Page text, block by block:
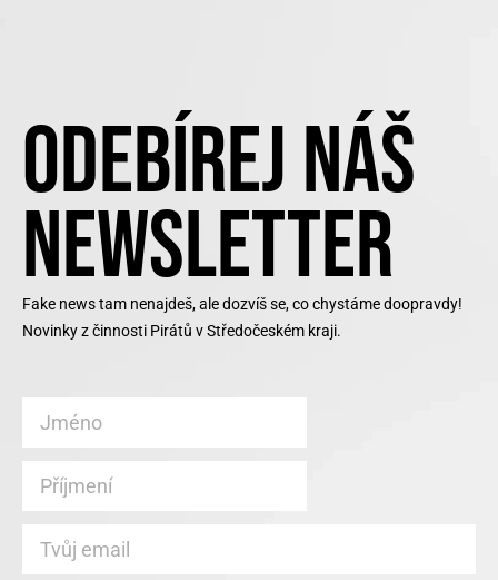
ODEBÍREJ NÁŠ
NEWSLETTER
Fake news tam nenajdeš, ale dozvíš se, co chystáme doopravdy!
Novinky z činnosti Pirátů v Středočeském kraji.